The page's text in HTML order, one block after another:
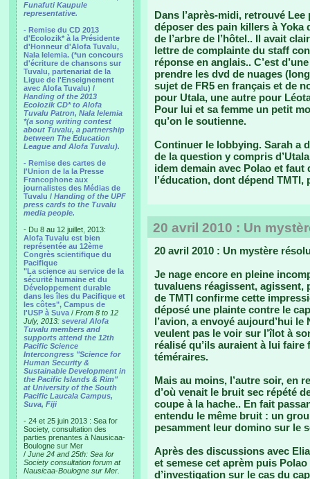
Funafuti Kaupule
representative.
- Remise du CD 2013
d'Ecolozik* à la Présidente
d'Honneur d'Alofa Tuvalu,
Nala Ielemia. (*un concours
d'écriture de chansons sur
Tuvalu, partenariat de la
Ligue de l'Enseignement
avec Alofa Tuvalu) /
Handing of the 2013
Ecolozik CD* to Alofa
Tuvalu Patron, Nala Ielemia
*(a song writing contest
about Tuvalu, a partnership
between The Education
League and Alofa Tuvalu).
- Remise des cartes de
l'Union de la la Presse
Francophone aux
journalistes des Médias de
Tuvalu / Handing of the UPF
press cards to the Tuvalu
media people.
- Du 8 au 12 juillet, 2013:
Alofa Tuvalu est bien
représentée au 12ème
Congrès scientifique du
Pacifique
"La science au service de la
sécurité humaine et du
Développement durable
dans les îles du Pacifique et
les côtes", Campus de
l'USP à Suva / From 8 to 12
July, 2013: several Alofa
Tuvalu members and
supports attend the 12th
Pacific Science
Intercongress "Science for
Human Security &
Sustainable Development in
the Pacific Islands & Rim"
at University of the South
Pacific Laucala Campus,
Suva, Fiji
- 24 et 25 juin 2013 : Sea for
Society, consultation des
parties prenantes à Nausicaa-
Boulogne sur Mer
/ June 24 and 25th: Sea for
Society consultation forum at
Nausicaa-Boulogne sur Mer.
Dans l’après-midi, retrouvé
déposer des pain killers à
de l’arbre de l’hôtel.. Il avait
lettre de complainte du staff
réponse en anglais.. C’est
prendre les dvd de nuages
sujet de FR5 en français et de
pour Utala, une autre pour
Pour lui et sa femme un petit
qu’on le soutienne.
Continuer le lobbying. Sarah a
de la question y compris
idem demain avec Polao et faut
l’éducation, dont dépend
20 avril 2010 : Un
20 avril 2010 : Un mystère
Je nage encore en pleine
tuvaluens réagissent, agissent,
de TMTI confirme cette
déposé une plainte contre le
l’avion, a envoyé aujourd’hui le
veulent pas le voir sur l’îlot à
réalisé qu’ils auraient à lui
téméraires.
Mais au moins, l’autre soir, en
d’où venait le bruit sec répété
coupe à la hache.. En fait
entendu le même bruit : un
pesamment leur domino sur le
Après des discussions avec
et semese cet aprèm puis
d’investigation sur le cas du